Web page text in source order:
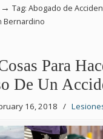
→ Tag: Abogado de
Bernardino
Para
De Un
16, 2018 /